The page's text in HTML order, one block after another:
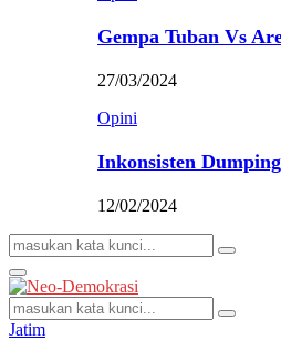
Gempa Tuban Vs
27/03/2024
Opini
Inkonsisten
12/02/2024
Search
for:
Search
Primary
Menu
Search
for:
Search
Jatim